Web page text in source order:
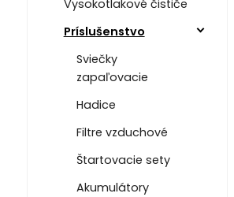
Vysokotlakové čističe
Príslušenstvo
Sviečky
zapaľovacie
Hadice
Filtre vzduchové
Štartovacie sety
Akumulátory